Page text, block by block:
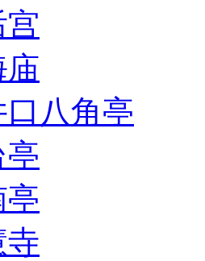
宫
庙
八角亭
寺